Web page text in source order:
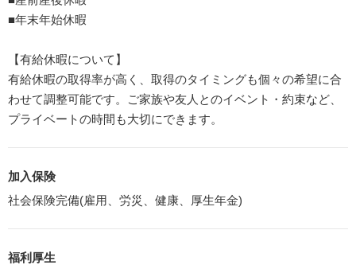
■年末年始休暇
【有給休暇について】
有給休暇の取得率が高く、取得のタイミングも個々の希望に合
わせて調整可能です。ご家族や友人とのイベント・約束など、
プライベートの時間も大切にできます。
加入保険
社会保険完備(雇用、労災、健康、厚生年金)
福利厚生